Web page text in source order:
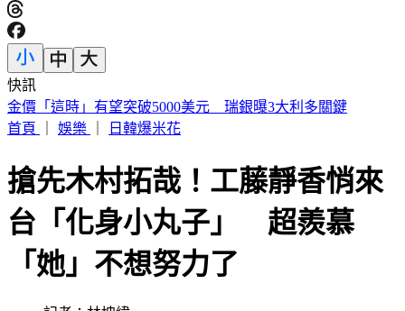
快訊
市售洗碗海綿多數非天然 恐成塑膠微粒來源 你家還在用
嗎？
搶先木村拓哉！工藤靜香悄來
台「化身小丸子」 超羨慕
「她」不想努力了